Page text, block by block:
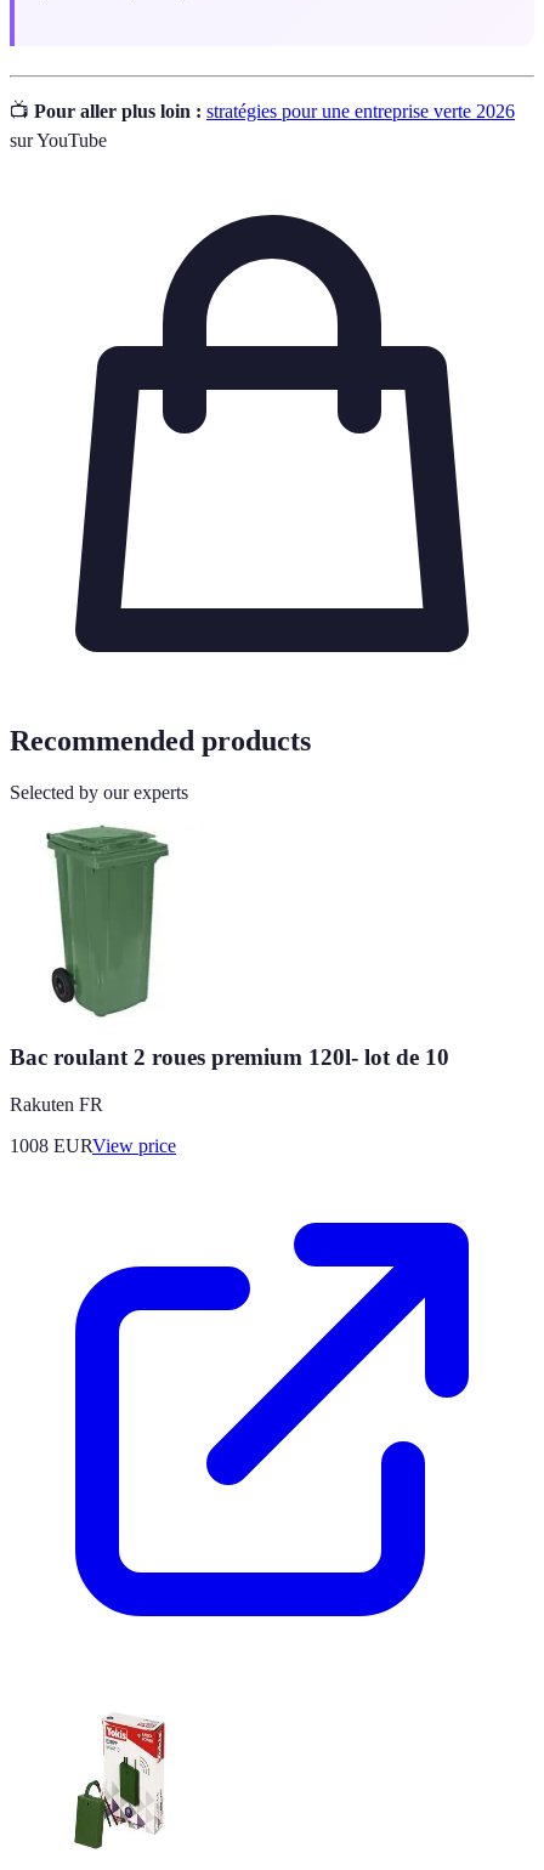
📺 Pour aller plus loin : stratégies pour une entreprise verte 2026
sur YouTube
Recommended products
Selected by our experts
Bac roulant 2 roues premium 120l- lot de 10
Rakuten FR
1008 EURView price